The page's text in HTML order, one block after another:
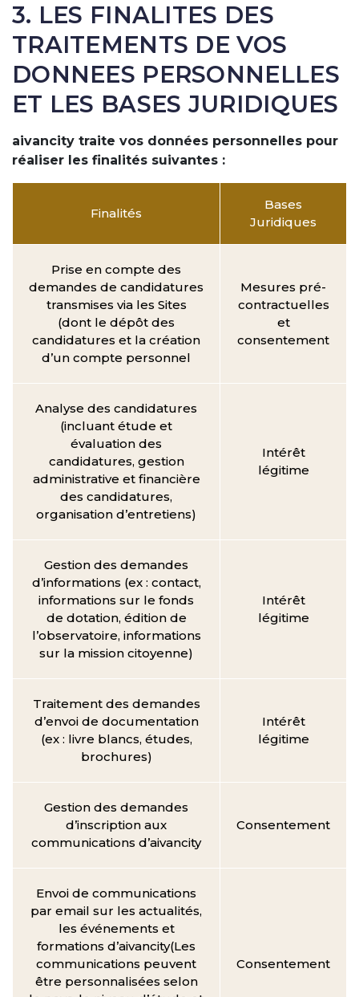
3. LES FINALITES DES
TRAITEMENTS DE VOS
DONNEES PERSONNELLES
ET LES BASES JURIDIQUES
aivancity traite vos données personnelles pour
réaliser les finalités suivantes :
Finalités
Bases
Juridiques
Prise en compte des
demandes de candidatures
transmises via les Sites
(dont le dépôt des
candidatures et la création
d’un compte personnel
Mesures pré-
contractuelles
et
consentement
Analyse des candidatures
(incluant étude et
évaluation des
candidatures, gestion
administrative et financière
des candidatures,
organisation d’entretiens)
Intérêt
légitime
Gestion des demandes
d’informations (ex : contact,
informations sur le fonds
de dotation, édition de
l’observatoire, informations
sur la mission citoyenne)
Intérêt
légitime
Traitement des demandes
d’envoi de documentation
(ex : livre blancs, études,
brochures)
Intérêt
légitime
Gestion des demandes
d’inscription aux
communications d’aivancity
Consentement
Envoi de communications
par email sur les actualités,
les événements et
formations d’aivancity(Les
communications peuvent
être personnalisées selon
Consentement